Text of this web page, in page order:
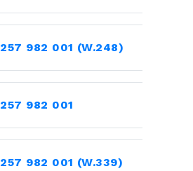
257 982 001 (W.248)
257 982 001
257 982 001 (W.339)